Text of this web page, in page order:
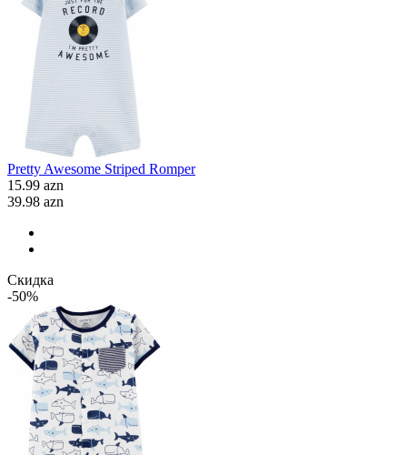
Pretty Awesome Striped Romper
15.99 azn
39.98 azn
Скидка
-50%